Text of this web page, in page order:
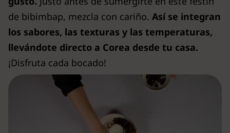
de bibimbap, mezcla con cariño. Así se integran
los sabores, las texturas y las temperaturas,
llevándote directo a Corea desde tu casa.
¡Disfruta cada bocado!